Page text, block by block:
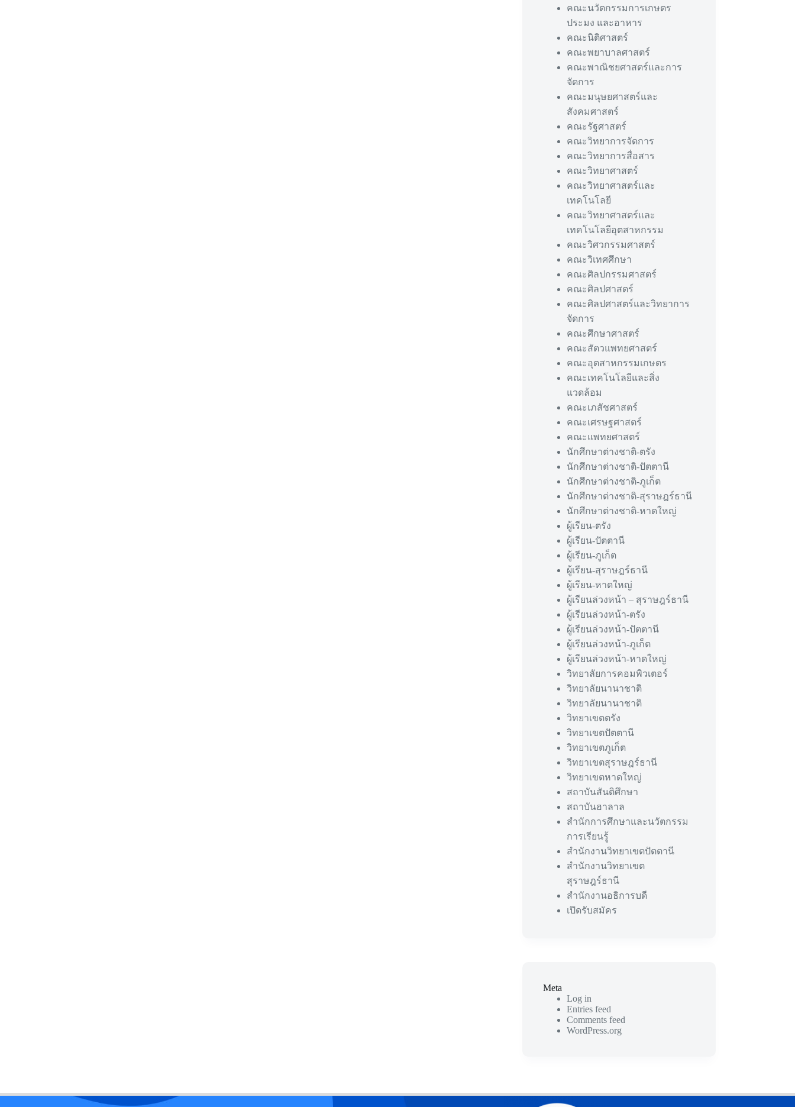
คณะนวัตกรรมการเกษตร
ประมง และอาหาร
คณะนิติศาสตร์
คณะพยาบาลศาสตร์
คณะพาณิชยศาสตร์และการ
จัดการ
คณะมนุษยศาสตร์และ
สังคมศาสตร์
คณะรัฐศาสตร์
คณะวิทยาการจัดการ
คณะวิทยาการสื่อสาร
คณะวิทยาศาสตร์
คณะวิทยาศาสตร์และ
เทคโนโลยี
คณะวิทยาศาสตร์และ
เทคโนโลยีอุตสาหกรรม
คณะวิศวกรรมศาสตร์
คณะวิเทศศึกษา
คณะศิลปกรรมศาสตร์
คณะศิลปศาสตร์
คณะศิลปศาสตร์และวิทยาการ
จัดการ
คณะศึกษาศาสตร์
คณะสัตวแพทยศาสตร์
คณะอุตสาหกรรมเกษตร
คณะเทคโนโลยีและสิ่ง
แวดล้อม
คณะเภสัชศาสตร์
คณะเศรษฐศาสตร์
คณะแพทยศาสตร์
นักศึกษาต่างชาติ-ตรัง
นักศึกษาต่างชาติ-ปัตตานี
นักศึกษาต่างชาติ-ภูเก็ต
นักศึกษาต่างชาติ-สุราษฎร์ธานี
นักศึกษาต่างชาติ-หาดใหญ่
ผู้เรียน-ตรัง
ผู้เรียน-ปัตตานี
ผู้เรียน-ภูเก็ต
ผู้เรียน-สุราษฎร์ธานี
ผู้เรียน-หาดใหญ่
ผู้เรียนล่วงหน้า – สุราษฎร์ธานี
ผู้เรียนล่วงหน้า-ตรัง
ผู้เรียนล่วงหน้า-ปัตตานี
ผู้เรียนล่วงหน้า-ภูเก็ต
ผู้เรียนล่วงหน้า-หาดใหญ่
วิทยาลัยการคอมพิวเตอร์
วิทยาลัยนานาชาติ
วิทยาลัยนานาชาติ
วิทยาเขตตรัง
วิทยาเขตปัตตานี
วิทยาเขตภูเก็ต
วิทยาเขตสุราษฎร์ธานี
วิทยาเขตหาดใหญ่
สถาบันสันติศึกษา
สถาบันฮาลาล
สำนักการศึกษาและนวัตกรรม
การเรียนรู้
สำนักงานวิทยาเขตปัตตานี
สำนักงานวิทยาเขต
สุราษฎร์ธานี
สำนักงานอธิการบดี
เปิดรับสมัคร
Meta
Log in
Entries feed
Comments feed
WordPress.org